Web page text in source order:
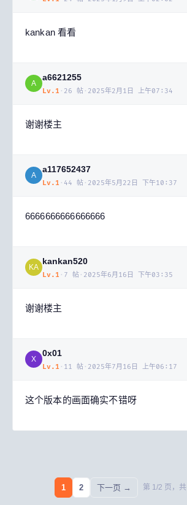
kankan 看看
A
a6621255
Lv. 1 · 26 帖 · 2025年2月1日 上午07:34
谢谢楼主
A
a117652437
Lv. 1 · 44 帖 · 2025年5月22日 下午10:37
6666666666666666
KA
kankan520
Lv. 1 · 7 帖 · 2025年6月16日 下午03:35
谢谢楼主
X
0x01
Lv. 1 · 11 帖 · 2025年7月16日 上午06:17
这个版本的画面确实不错呀
1 2 下一页 → 第 1 /2 页，共